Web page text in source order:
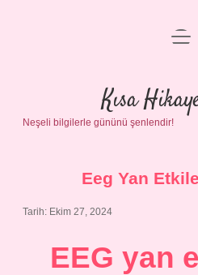
Gizlilik
Yasal
Kısa
Neşeli bilgilerle gününü şenlendir!
Eeg Yan
Tarih: Ekim 27, 2024
EEG yan